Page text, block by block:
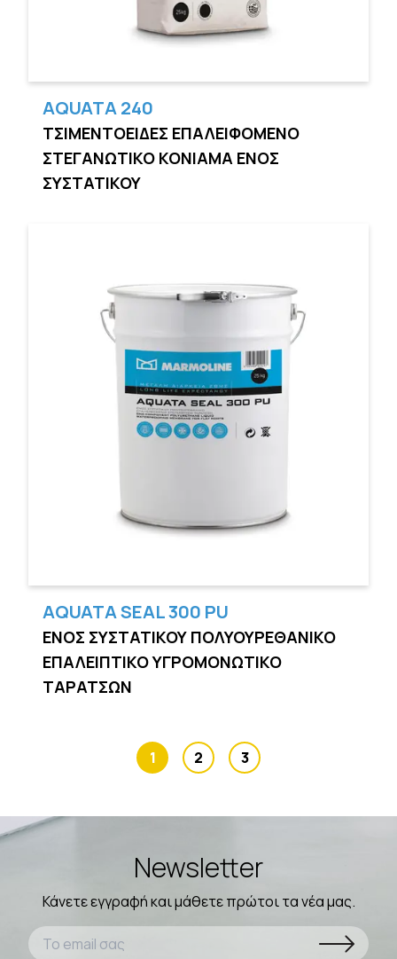
AQUATA 240
TΣΙΜΕΝΤΟΕΙΔΕΣ ΕΠΑΛΕΙΦΟΜΕΝΟ
ΣΤΕΓΑΝΩΤΙΚΟ ΚΟΝΙΑΜΑ ΕΝΟΣ
ΣΥΣΤΑΤΙΚΟΥ
AQUATA SEAL 300 PU
ΕΝΟΣ ΣΥΣΤΑΤΙΚΟΥ ΠΟΛΥΟΥΡΕΘΑΝΙΚΟ
ΕΠΑΛΕΙΠΤΙΚΟ ΥΓΡΟΜΟΝΩΤΙΚΟ
ΤΑΡΑΤΣΩΝ
1 2 3
Newsletter
Κάνετε εγγραφή και μάθετε πρώτοι τα νέα μας.